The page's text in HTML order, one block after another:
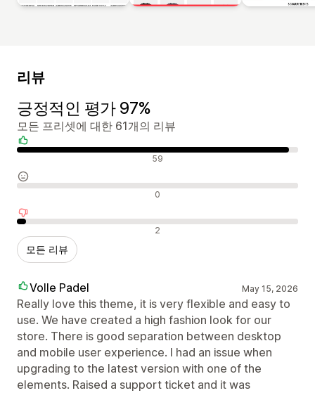
리뷰
긍정적인 평가 97%
모든 프리셋에 대한 61개의 리뷰
긍정적인 리뷰 59
중립적인 리뷰 0
부정적인 리뷰 2
모든 리뷰
Volle Padel May 15, 2026
Really love this theme, it is very flexible and easy to
use. We have created a high fashion look for our
store. There is good separation between desktop
and mobile user experience. I had an issue when
upgrading to the latest version with one of the
elements. Raised a support ticket and it was